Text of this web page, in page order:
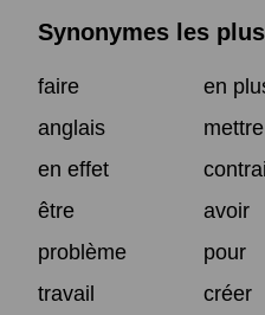
Synonymes les
faire
en
anglais
mettre
en effet
être
avoir
problème
pour
travail
créer